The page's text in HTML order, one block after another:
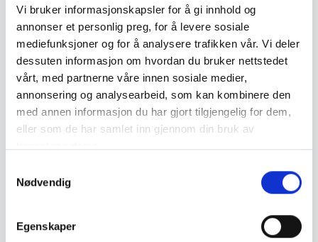
Vi bruker informasjonskapsler for å gi innhold og
annonser et personlig preg, for å levere sosiale
mediefunksjoner og for å analysere trafikken vår. Vi deler
dessuten informasjon om hvordan du bruker nettstedet
vårt, med partnerne våre innen sosiale medier,
annonsering og analysearbeid, som kan kombinere den
med annen informasjon du har gjort tilgjengelig for dem,
eller som de har samlet inn gjennom din bruk av
Nødvendig
Egenskaper
Rab
Rab Cirrus Hut Slipper
Unisex
559,30
Scarpa
Scarpa Mojito Bio Dame
999,50
Fjällräven